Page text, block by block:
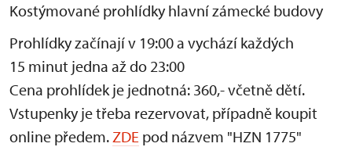
Kostýmované prohlídky hlavní zámecké budovy
Prohlídky začínají v 19:00 a vychází každých
15 minut jedna až do 23:00
Cena prohlídek je jednotná: 360,- včetně dětí.
Vstupenky je třeba rezervovat, případně koupit
online předem.ZDE pod názvem "HZN 1775"